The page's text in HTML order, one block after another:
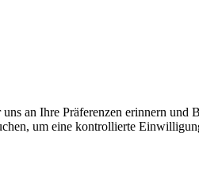
an Ihre Präferenzen erinnern
um eine kontrollierte